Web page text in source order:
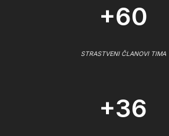
+60
STRASTVENI ČLANOVI TIMA
+36